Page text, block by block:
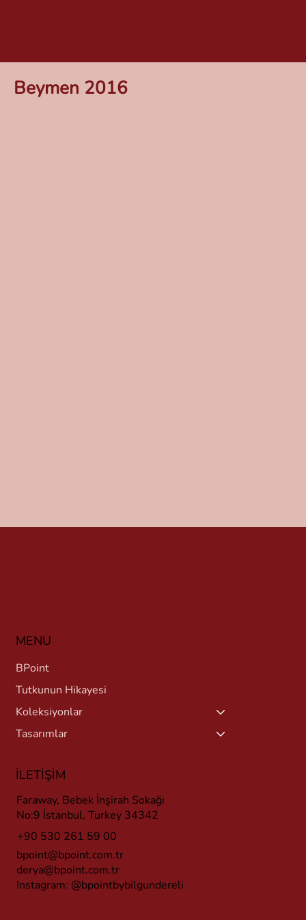
Beymen 2016
MENU
BPoint
Tutkunun Hikayesi
Koleksiyonlar
Tasarımlar
İLETİŞİM
Faraway, Bebek İnşirah Sokağı
No:9 İstanbul, Turkey 34342
+90 530 261 59 00
bpoint@bpoint.com.tr
derya@bpoint.com.tr
Instagram: @bpointbybilgundereli